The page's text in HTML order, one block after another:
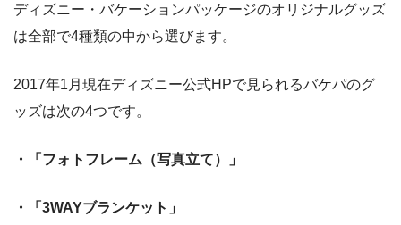
ディズニー・バケーションパッケージのオリジナルグッズ
は全部で4種類の中から選びます。
2017年1月現在ディズニー公式HPで見られるバケパのグ
ッズは次の4つです。
・「フォトフレーム（写真立て）」
・「3WAYブランケット」